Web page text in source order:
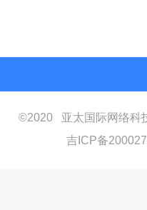
©2020 亚太国际网络科
吉ICP备